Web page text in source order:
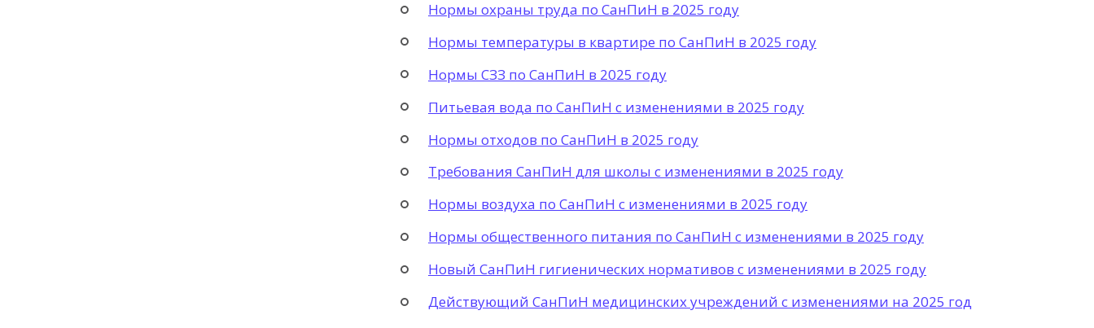
Нормы охраны труда по СанПиН в 2025 году
Нормы температуры в квартире по СанПиН в 2025 году
Нормы СЗЗ по СанПиН в 2025 году
Питьевая вода по СанПиН с изменениями в 2025 году
Нормы отходов по СанПиН в 2025 году
Требования СанПиН для школы с изменениями в 2025 году
Нормы воздуха по СанПиН с изменениями в 2025 году
Нормы общественного питания по СанПиН с изменениями в 2025 году
Новый СанПиН гигиенических нормативов с изменениями в 2025 году
Действующий СанПиН медицинских учреждений с изменениями на 2025 год